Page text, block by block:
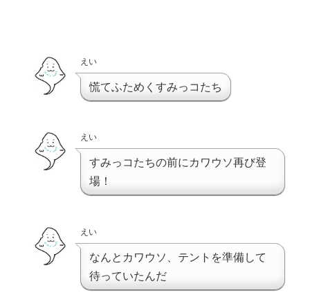
えい
慌てふためくすみっコたち
えい
すみっコたちの前にカワウソ再び登
場！
えい
なんとカワウソ、テントを準備して
待っていたんだ